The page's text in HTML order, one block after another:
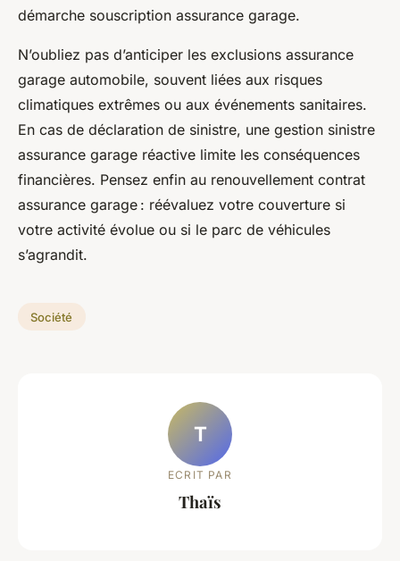
démarche souscription assurance garage.
N’oubliez pas d’anticiper les exclusions assurance
garage automobile, souvent liées aux risques
climatiques extrêmes ou aux événements sanitaires.
En cas de déclaration de sinistre, une gestion sinistre
assurance garage réactive limite les conséquences
financières. Pensez enfin au renouvellement contrat
assurance garage : réévaluez votre couverture si
votre activité évolue ou si le parc de véhicules
s’agrandit.
Société
T
ECRIT PAR
Thaïs